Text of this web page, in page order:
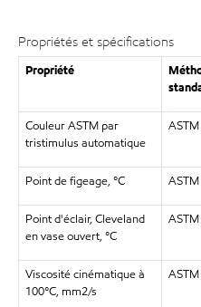
Propriétés et spécifications
Propriété
Couleur ASTM par
tristimulus automatique
Point de figeage, °C
Point d'éclair, Cleveland
en vase ouvert, °C
Viscosité cinématique à
100°C, mm2/s